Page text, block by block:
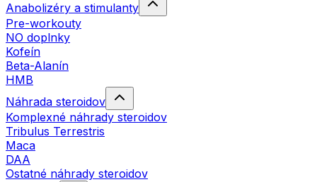
Anabolizéry a stimulanty
Pre-workouty
NO doplnky
Kofeín
Beta-Alanín
HMB
Náhrada steroidov
Komplexné náhrady steroidov
Tribulus Terrestris
Maca
DAA
Ostatné náhrady steroidov